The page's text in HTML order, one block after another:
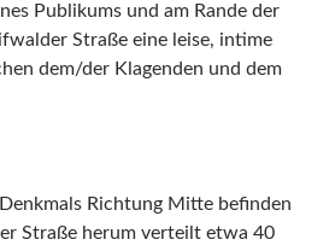
Publikums und am Rande der
Straße eine leise, intime
dem/der Klagenden und dem
Richtung Mitte befinden
Straße herum verteilt etwa 40